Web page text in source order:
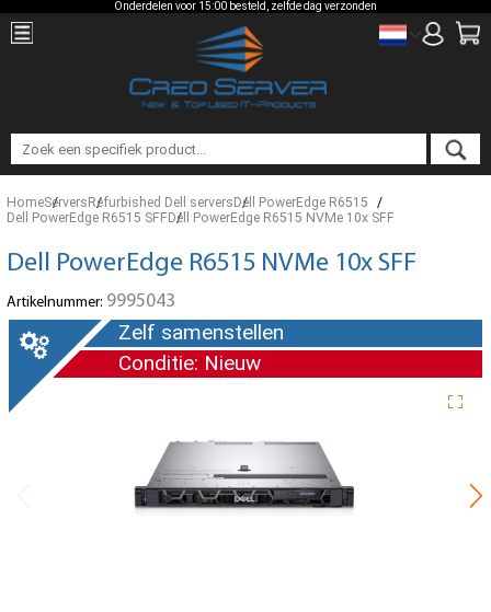
Onderdelen voor 15:00 besteld, zelfde dag verzonden
HomeServersRefurbished Dell serversDell PowerEdge R6515
Dell PowerEdge R6515 SFFDell PowerEdge R6515 NVMe 10x SFF
Dell PowerEdge R6515 NVMe 10x SFF
Artikelnummer: 9995043
Zelf samenstellen
Conditie: Nieuw